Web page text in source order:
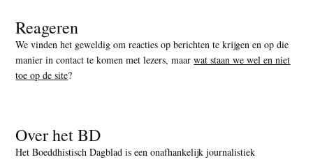
Reageren
We vinden het geweldig om reacties op berichten te krijgen en op die
manier in contact te komen met lezers, maarwat staan we wel en niet
toe op de site?
Over het BD
Het Boeddhistisch Dagblad is een onafhankelijk journalistiek